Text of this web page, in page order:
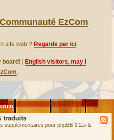
EzCom.
site web ? Regarde par ici.
board!
English visitors, may I
.
traduits
supplémentaires pour phpBB 3.2.x &